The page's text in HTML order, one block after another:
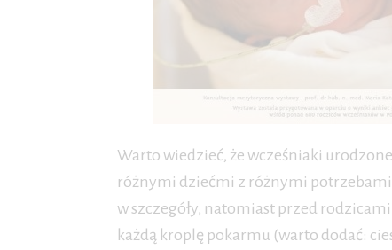
Warto wiedzieć, że wcześniaki
różnymi dziećmi z różnymi
w szczegóły, natomiast przed
każdą kroplę pokarmu (warto dodać: